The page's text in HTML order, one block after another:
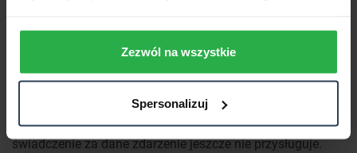
Zezwól na wszystkie
Spersonalizuj
ubezpieczeniowych.Karencja na urodzenie dziecka
pozwala uniknąć sytuacji, kiedy kobieta, wiedząc już, że
jest w ciąży, wykupuje polisę, aby otrzymać świadczenie.
Dokonując zakupu ubezpieczenia, zawsze warto sprawdzić
szczegóły w OWU, by później nie rozczarować się, że
świadczenie za dane zdarzenie jeszcze nie przysługuje.